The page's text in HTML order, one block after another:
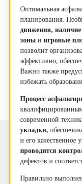
Оптимальная
планирования.
движения,
зоныи игровые
позволит
эффективно,
Важно также
избежать
Процесс
современной
укладки,
и его качественное
проводится
дефектов и
Правильно